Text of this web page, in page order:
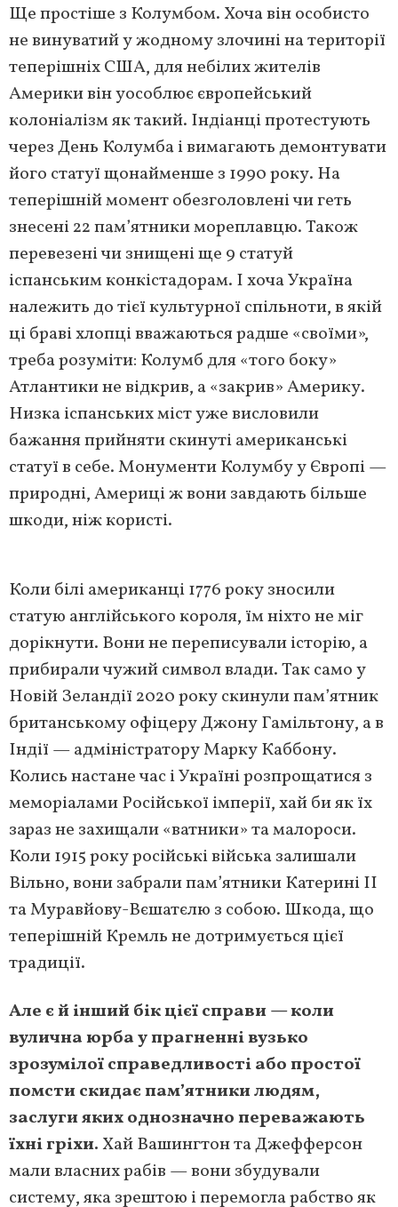
Ще простіше з Колумбом. Хоча він особисто
не винуватий у жодному злочині на території
теперішніх США, для небілих жителів
Америки він уособлює європейський
колоніалізм як такий. Індіанці протестують
через День Колумба і вимагають демонтувати
його статуї щонайменше з 1990 року. На
теперішній момент обезголовлені чи геть
знесені 22 пам’ятники мореплавцю. Також
перевезені чи знищені ще 9 статуй
іспанським конкістадорам. І хоча Україна
належить до тієї культурної спільноти, в якій
ці браві хлопці вважаються радше «своїми»,
треба розуміти: Колумб для «того боку»
Атлантики не відкрив, а «закрив» Америку.
Низка іспанських міст уже висловили
бажання прийняти скинуті американські
статуї в себе. Монументи Колумбу у Європі —
природні, Америці ж вони завдають більше
шкоди, ніж користі.
Коли білі американці 1776 року зносили
статую англійського короля, їм ніхто не міг
дорікнути. Вони не переписували історію, а
прибирали чужий символ влади. Так само у
Новій Зеландії 2020 року скинули пам’ятник
британському офіцеру Джону Гамільтону, а в
Індії — адміністратору Марку Каббону.
Колись настане час і Україні розпрощатися з
меморіалами Російської імперії, хай би як їх
зараз не захищали «ватники» та малороси.
Коли 1915 року російські війська залишали
Вільно, вони забрали пам’ятники Катерині ІІ
та Муравйову-Вєшатєлю з собою. Шкода, що
теперішній Кремль не дотримується цієї
традиції.
Але є й інший бік цієї справи — коли
вулична юрба у прагненні вузько
зрозумілої справедливості або простої
помсти скидає пам’ятники людям,
заслуги яких однозначно переважають
їхні гріхи.Хай Вашингтон та Джефферсон
мали власних рабів — вони збудували
систему, яка зрештою і перемогла рабство як